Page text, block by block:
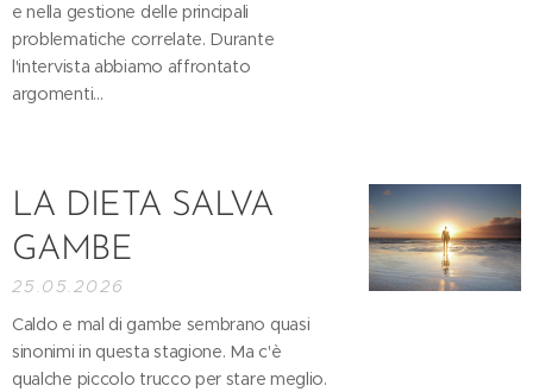
e nella gestione delle principali
problematiche correlate. Durante
l'intervista abbiamo affrontato
argomenti...
LA DIETA SALVA
GAMBE
25.05.2026
Caldo e mal di gambe sembrano quasi
sinonimi in questa stagione. Ma c'è
qualche piccolo trucco per stare meglio.